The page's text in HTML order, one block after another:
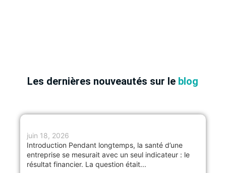
Les dernières nouveautés sur le blog
juin 18, 2026
Introduction Pendant longtemps, la santé d’une
entreprise se mesurait avec un seul indicateur : le
résultat financier. La question était...